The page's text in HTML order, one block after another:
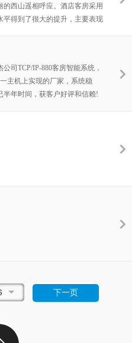
西山遥相呼应。酒店客房采用
平得到了很大的提升，主要表现
司TCP/IP-880客房智能系统，
主机上实现的厂家，系统稳
半年时间，获客户好评和信赖!
下一页